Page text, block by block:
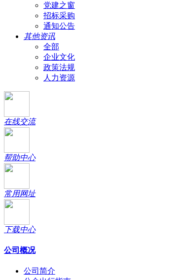
党建之窗
招标采购
通知公告
其他资讯
全部
企业文化
政策法规
人力资源
在线交流
帮助中心
常用网址
下载中心
公司概况
公司简介